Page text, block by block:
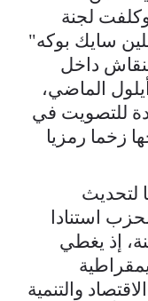
وكلفت لجنة
سايك بوكه"
داخل
الماضي،
للتصويت في
زخما رمزيا
لتحديث
استنادا
إذ يغطي
والتنمية